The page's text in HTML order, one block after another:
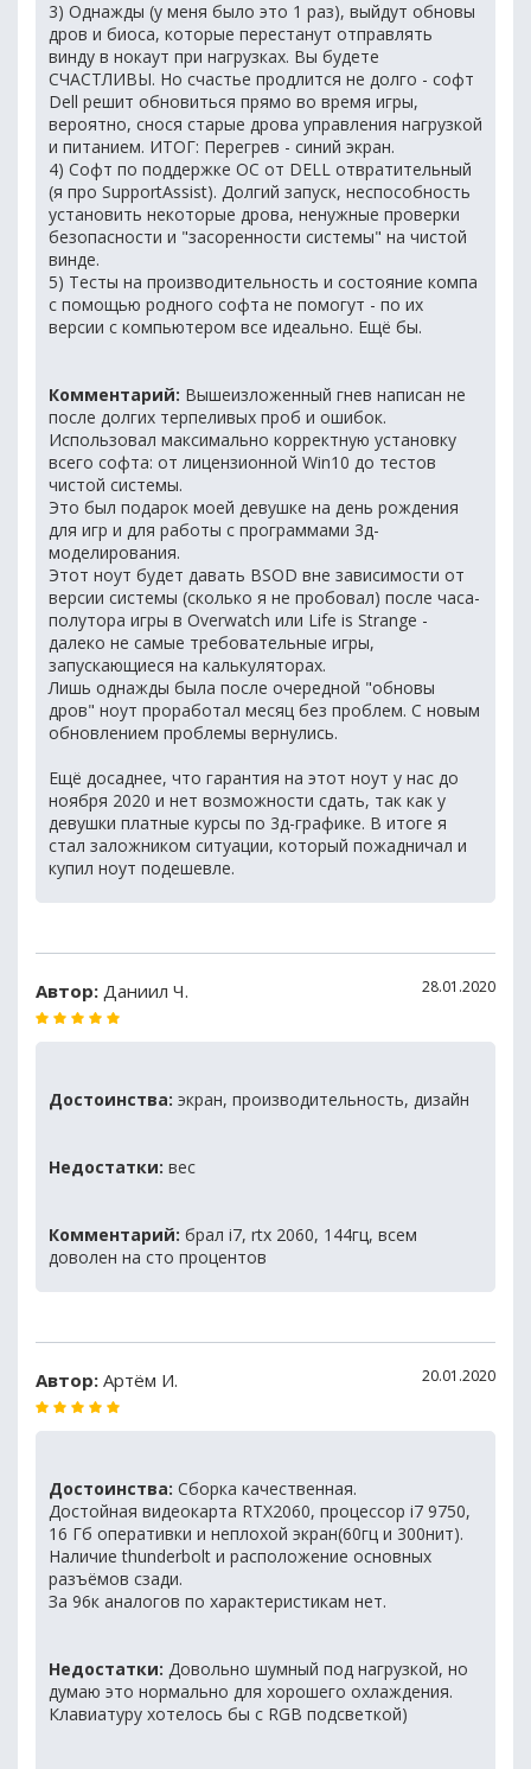
3) Однажды (у меня было это 1 раз), выйдут обновы
дров и биоса, которые перестанут отправлять
винду в нокаут при нагрузках. Вы будете
СЧАСТЛИВЫ. Но счастье продлится не долго - софт
Dell решит обновиться прямо во время игры,
вероятно, снося старые дрова управления нагрузкой
и питанием. ИТОГ: Перегрев - синий экран.
4) Софт по поддержке ОС от DELL отвратительный
(я про SupportAssist). Долгий запуск, неспособность
установить некоторые дрова, ненужные проверки
безопасности и "засоренности системы" на чистой
винде.
5) Тесты на производительность и состояние компа
с помощью родного софта не помогут - по их
версии с компьютером все идеально. Ещё бы.
Комментарий: Вышеизложенный гнев написан не
после долгих терпеливых проб и ошибок.
Использовал максимально корректную установку
всего софта: от лицензионной Win10 до тестов
чистой системы.
Это был подарок моей девушке на день рождения
для игр и для работы с программами 3д-
моделирования.
Этот ноут будет давать BSOD вне зависимости от
версии системы (сколько я не пробовал) после часа-
полутора игры в Overwatch или Life is Strange -
далеко не самые требовательные игры,
запускающиеся на калькуляторах.
Лишь однажды была после очередной "обновы
дров" ноут проработал месяц без проблем. С новым
обновлением проблемы вернулись.
Ещё досаднее, что гарантия на этот ноут у нас до
ноября 2020 и нет возможности сдать, так как у
девушки платные курсы по 3д-графике. В итоге я
стал заложником ситуации, который пожадничал и
купил ноут подешевле.
Автор: Даниил Ч. 28.01.2020
Достоинства: экран, производительность, дизайн
Недостатки: вес
Комментарий: брал i7, rtx 2060, 144гц, всем
доволен на сто процентов
Автор: Артём И. 20.01.2020
Достоинства: Сборка качественная.
Достойная видеокарта RTX2060, процессор i7 9750,
16 Гб оперативки и неплохой экран(60гц и 300нит).
Наличие thunderbolt и расположение основных
разъёмов сзади.
За 96к аналогов по характеристикам нет.
Недостатки: Довольно шумный под нагрузкой, но
думаю это нормально для хорошего охлаждения.
Клавиатуру хотелось бы с RGB подсветкой)